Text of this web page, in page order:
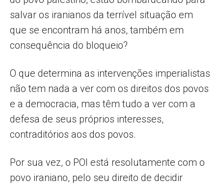
salvar os iranianos da terrível situação em
que se encontram há anos, também em
consequência do bloqueio?
O que determina as intervenções imperialistas
não tem nada a ver com os direitos dos povos
e a democracia, mas têm tudo a ver com a
defesa de seus próprios interesses,
contraditórios aos dos povos.
Por sua vez, o POI está resolutamente com o
povo iraniano, pelo seu direito de decidir